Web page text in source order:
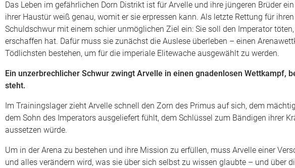
Das Leben im gefährlichen Dorn Distrikt ist für Arvelle und ihre jüngeren Brüder
ihrer Haustür weiß genau, womit er sie erpressen kann. Als letzte Rettung für
Schuldschwur mit einem schier unmöglichen Ziel ein: Sie soll den Imperator
erschaffen hat. Dafür muss sie zunächst die Auslese überleben – einen
Tödlichsten bestehen, um für die imperiale Elitewache ausgewählt zu werden.
Ein unzerbrechlicher Schwur zwingt Arvelle in einen gnadenlosen Wettkampf,
steht.
Im Trainingslager zieht Arvelle schnell den Zorn des Primus auf sich, dem
dem Sohn des Imperators ausgeliefert fühlt, dem Schlüssel zum Bändigen ihrer
aussetzen würde.
Um in der Arena zu bestehen und ihre Mission zu erfüllen, muss Arvelle einer
und alles verändern wird, was sie über sich selbst zu wissen glaubte – und über